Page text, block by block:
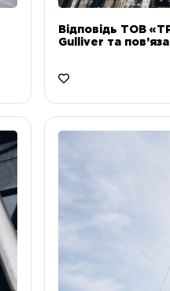
Відповідь ТОВ
Gulliver та